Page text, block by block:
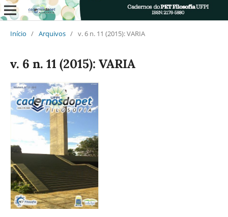
Início / Arquivos / v. 6 n. 11 (2015): VARIA
v. 6 n. 11 (2015): VARIA